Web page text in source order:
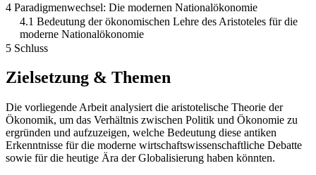
4 Paradigmenwechsel: Die modernen Nationalökonomie
4.1 Bedeutung der ökonomischen Lehre des Aristoteles für die
moderne Nationalökonomie
5 Schluss
Zielsetzung & Themen
Die vorliegende Arbeit analysiert die aristotelische Theorie der
Ökonomik, um das Verhältnis zwischen Politik und Ökonomie zu
ergründen und aufzuzeigen, welche Bedeutung diese antiken
Erkenntnisse für die moderne wirtschaftswissenschaftliche Debatte
sowie für die heutige Ära der Globalisierung haben könnten.